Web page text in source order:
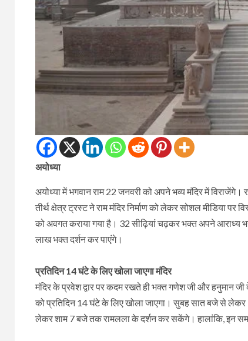
अयोध्या
अयोध्या में भगवान राम 22 जनवरी को अपने भव्य मंदिर में विराजेंगे।
तीर्थ क्षेत्र ट्रस्ट ने राम मंदिर निर्माण को लेकर सोशल मीडिया
को अवगत कराया गया है। 32 सीढ़ियां चढ़कर भक्त अपने आराध्य
लाख भक्त दर्शन कर पाएंगे।
प्रतिदिन 14 घंटे के लिए खोला जाएगा मंदिर
मंदिर के प्रवेश द्वार पर कदम रखते ही भक्त गणेश जी और हनुमान
को प्रतिदिन 14 घंटे के लिए खोला जाएगा। सुबह सात बजे से
लेकर शाम 7 बजे तक रामलला के दर्शन कर सकेंगे। हालांकि, इन